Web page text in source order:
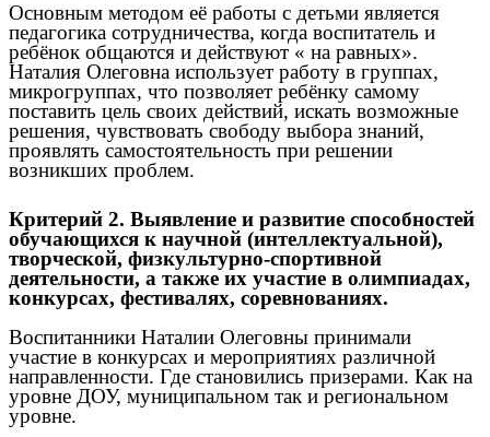
Основным методом её работы с детьми является
педагогика сотрудничества, когда воспитатель и
ребёнок общаются и действуют « на равных».
Наталия Олеговна использует работу в группах,
микрогруппах, что позволяет ребёнку самому
поставить цель своих действий, искать возможные
решения, чувствовать свободу выбора знаний,
проявлять самостоятельность при решении
возникших проблем.
Критерий 2. Выявление и развитие способностей
обучающихся к научной (интеллектуальной),
творческой, физкультурно-спортивной
деятельности, а также их участие в олимпиадах,
конкурсах, фестивалях, соревнованиях.
Воспитанники Наталии Олеговны принимали
участие в конкурсах и мероприятиях различной
направленности. Где становились призерами. Как на
уровне ДОУ, муниципальном так и региональном
уровне.